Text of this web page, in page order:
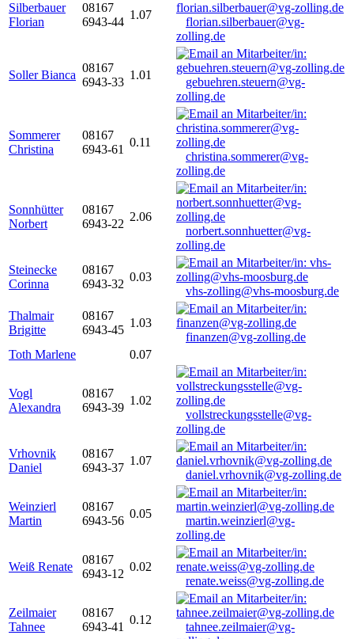
Silberbauer
Florian
08167
6943-44
1.07
florian.silberbauer@vg-
zolling.de
Soller Bianca
08167
6943-33
1.01
gebuehren.steuern@vg-
zolling.de
Sommerer
Christina
08167
6943-61
0.11
christina.sommerer@vg-
zolling.de
Sonnhütter
Norbert
08167
6943-22
2.06
norbert.sonnhuetter@vg-
zolling.de
Steinecke
Corinna
08167
6943-32
0.03
vhs-zolling@vhs-moosburg.de
Thalmair
Brigitte
08167
6943-45
1.03
finanzen@vg-zolling.de
Toth Marlene
0.07
Vogl
Alexandra
08167
6943-39
1.02
vollstreckungsstelle@vg-
zolling.de
Vrhovnik
Daniel
08167
6943-37
1.07
daniel.vrhovnik@vg-zolling.de
Weinzierl
Martin
08167
6943-56
0.05
martin.weinzierl@vg-
zolling.de
Weiß Renate
08167
6943-12
0.02
renate.weiss@vg-zolling.de
Zeilmaier
Tahnee
08167
6943-41
0.12
tahnee.zeilmaier@vg-